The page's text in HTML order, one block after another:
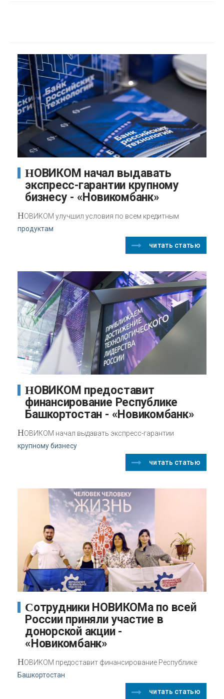
НОВИКОМ начал выдавать
экспресс-гарантии крупному
бизнесу - «Новикомбанк»
НОВИКОМ улучшил условия по всем кредитным
продуктам
читать статью
НОВИКОМ предоставит
финансирование Республике
Башкортостан - «Новикомбанк»
НОВИКОМ начал выдавать экспресс-гарантии
крупному бизнесу
читать статью
Сотрудники НОВИКОМа по всей
России приняли участие в
донорской акции -
«Новикомбанк»
НОВИКОМ предоставит финансирование Республике
Башкортостан
читать статью